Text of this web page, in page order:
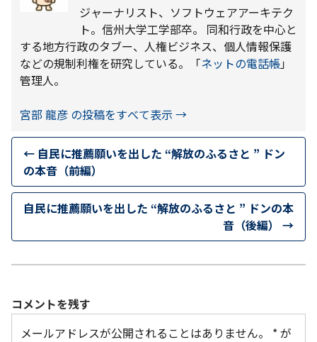
ジャーナリスト、ソフトウェアアーキテク
ト。信州大学工学部卒。 同和行政を中心と
する地方行政のタブー、人権ビジネス、個人情報保護
などの規制利権を研究している。「ネットの電話帳」
管理人。
宮部 龍彦 の投稿をすべて表示 →
← 自民に推薦願いを出した “解放のふるさと ” ドン
の本音（前編）
自民に推薦願いを出した “解放のふるさと ” ドンの本
音（後編） →
コメントを残す
メールアドレスが公開されることはありません。
*が